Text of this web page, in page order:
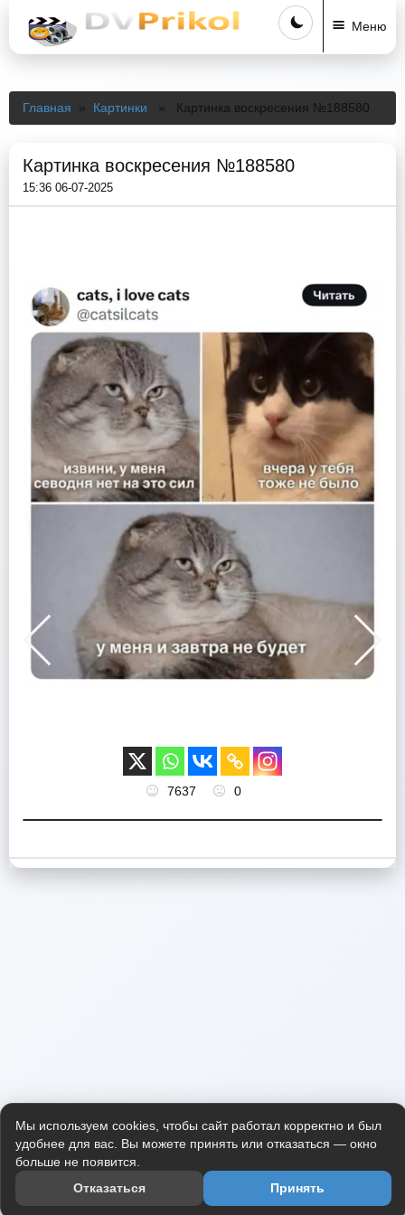
Меню
Главная » Картинки » Картинка воскресения №188580
Картинка воскресения №188580
15:36 06-07-2025
7637 0
Мы используем cookies, чтобы сайт работал корректно и был
удобнее для вас. Вы можете принять или отказаться — окно
больше не появится.
Отказаться
Принять